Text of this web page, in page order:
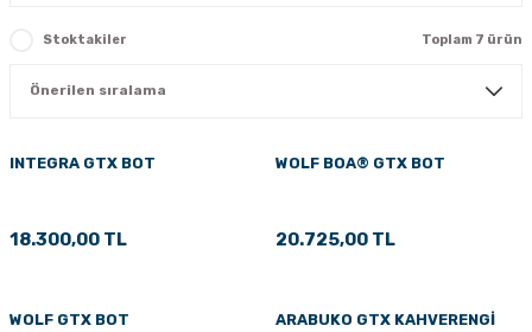
Stoktakiler Toplam 7 ürün
INTEGRA GTX BOT
18.300,00 TL
WOLF BOA® GTX BOT
20.725,00 TL
WOLF GTX BOT
ARABUKO GTX KAHVERENGİ